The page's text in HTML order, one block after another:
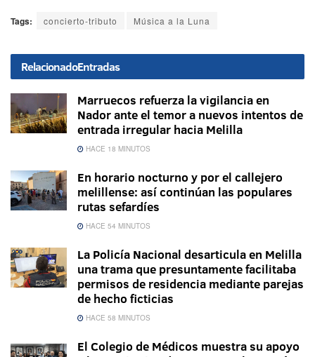
Tags: concierto-tributo Música a la Luna
RelacionadoEntradas
Marruecos refuerza la vigilancia en
Nador ante el temor a nuevos intentos de
entrada irregular hacia Melilla
HACE 18 MINUTOS
En horario nocturno y por el callejero
melillense: así continúan las populares
rutas sefardíes
HACE 54 MINUTOS
La Policía Nacional desarticula en Melilla
una trama que presuntamente facilitaba
permisos de residencia mediante parejas
de hecho ficticias
HACE 58 MINUTOS
El Colegio de Médicos muestra su apoyo